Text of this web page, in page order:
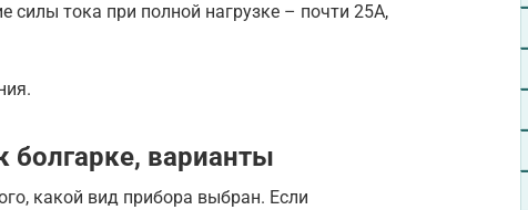
силы тока при полной нагрузке – почти 25А,
болгарке, варианты
какой вид прибора выбран. Если